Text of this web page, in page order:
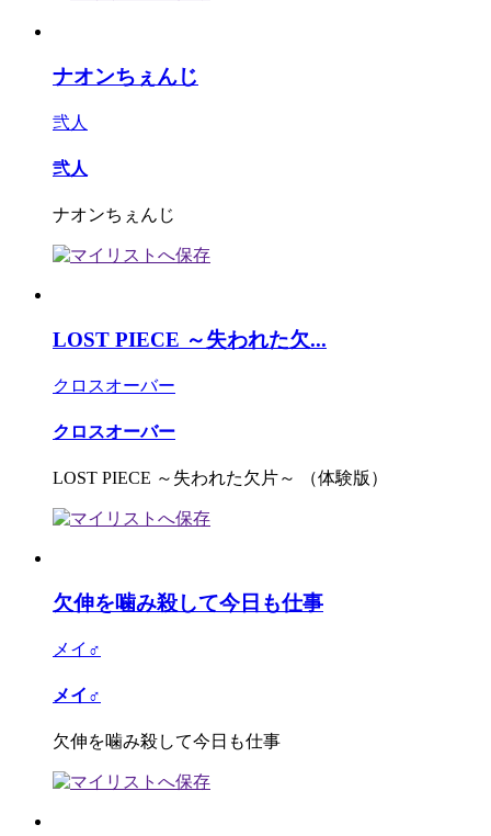
ナオンちぇんじ
弐人
弐人
ナオンちぇんじ
LOST PIECE ～失われた欠...
クロスオーバー
クロスオーバー
LOST PIECE ～失われた欠片～ （体験版）
欠伸を噛み殺して今日も仕事
メイ♂
メイ♂
欠伸を噛み殺して今日も仕事